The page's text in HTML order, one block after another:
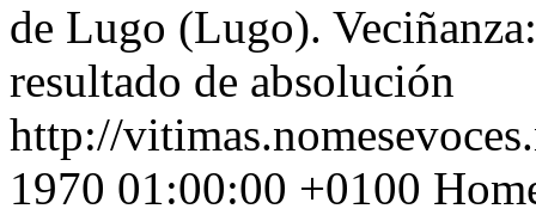
de Lugo (Lugo).
resultado de absolución
http://
1970 01:00:00 +0100